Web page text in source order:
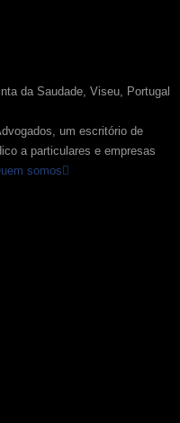
da Saudade, Viseu, Portugal
um escritório de
a particulares e empresas
somos